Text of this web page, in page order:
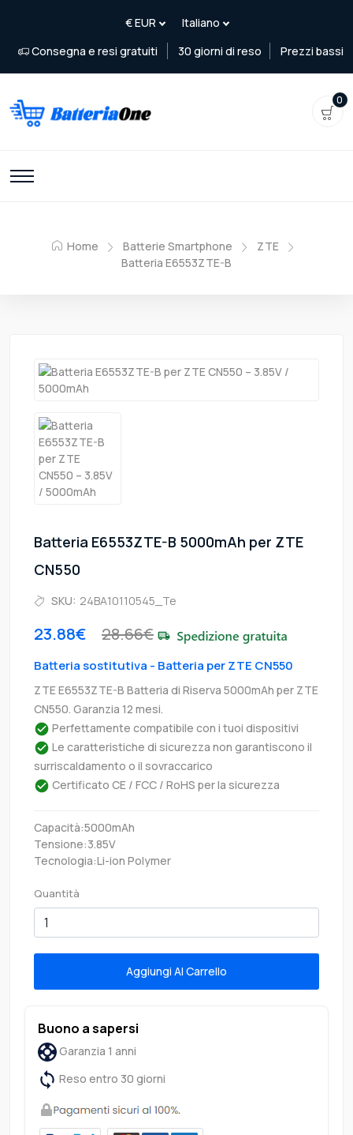
Consegna e resi gratuiti 30 giorni di reso Prezzi bassi
0
Home Batterie Smartphone
ZTE
Batteria E6553ZTE-B
Batteria E6553ZTE-B 5000mAh per ZTE
CN550
SKU: 24BA10110545_Te
23.88€ 28.66€
Batteria sostitutiva - Batteria per ZTE CN550
ZTE E6553ZTE-B Batteria di Riserva 5000mAh per ZTE
CN550. Garanzia 12 mesi.
Perfettamente compatibile con i tuoi dispositivi
Le caratteristiche di sicurezza non garantiscono il
surriscaldamento o il sovraccarico
Certificato CE / FCC / RoHS per la sicurezza
Capacità:5000mAh
Tensione:3.85V
Tecnologia:Li-ion Polymer
Quantità
Aggiungi Al Carrello
Buono a sapersi
Garanzia 1 anni
Reso entro 30 giorni